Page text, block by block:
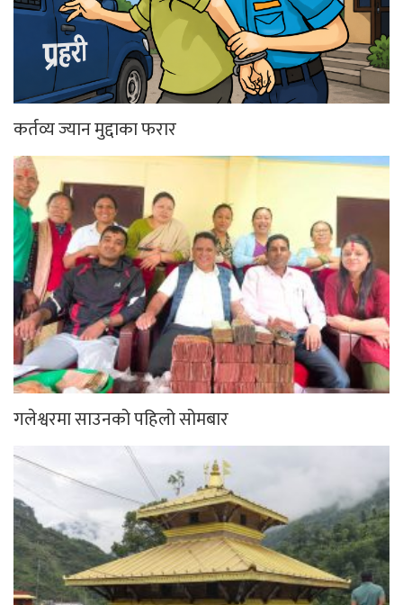
कर्तव्य ज्यान मुद्दाका फरार
गलेश्वरमा साउनको पहिलो सोमबार